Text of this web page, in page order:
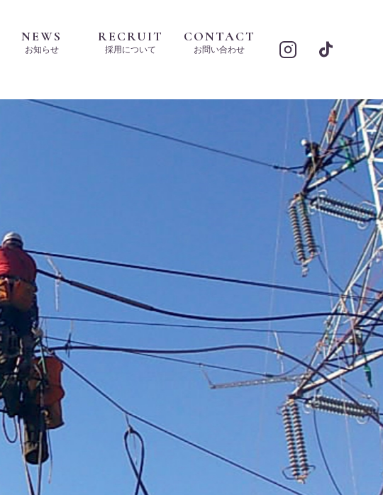
NEWS
お知らせ
RECRUIT
採用について
CONTACT
お問い合わせ